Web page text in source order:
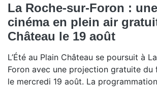
La Roche-sur-Foron :
cinéma en plein air
Château le 19 août
L’Été au Plain Château se poursuit à
Foron avec une projection gratuite du
le mercredi 19 août. La